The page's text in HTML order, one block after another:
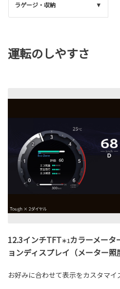
ラゲージ・収納
運転のしやすさ
12.3インチTFT＊1カラーメー
ョンディスプレイ（メーター照
お好みに合わせて表示をカスタマイ